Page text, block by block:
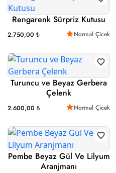
Rengarenk Sürpriz Kutusu
2.750,00 ₺ Normal Çicek
Turuncu ve Beyaz Gerbera
Çelenk
2.600,00 ₺ Normal Çicek
Pembe Beyaz Gül Ve Lilyum
Aranjmanı